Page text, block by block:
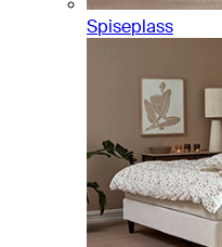
Spiseplass